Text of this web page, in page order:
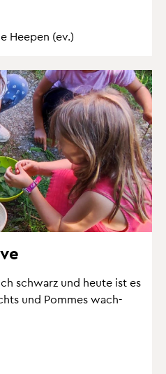
Hee­pen (ev.)
schwarz und heute ist es
und Pom­mes wach­